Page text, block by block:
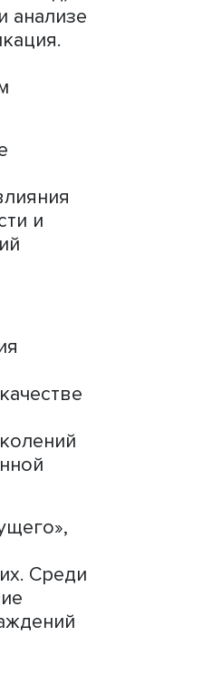
был
заключалась
поведении
конкуренция за
команд,
и анализе
и
в одном
и
влияния
и